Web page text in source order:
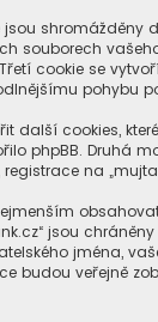
shromážděny
souborech
cookie se
pohybu
další cookies,
phpBB. Druhá
na
jsou
jména,
budou veřejně